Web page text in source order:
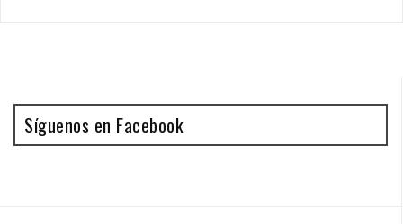
Síguenos en Facebook